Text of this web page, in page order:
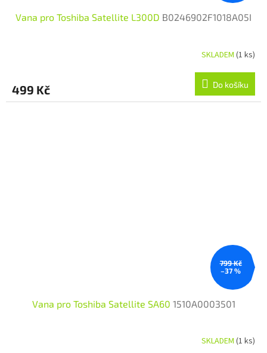
Vana pro Toshiba Satellite L300D B0246902F1018A05I
SKLADEM (1 ks)
499 Kč Do košíku
799 Kč
–37 %
Vana pro Toshiba Satellite SA60 1510A0003501
SKLADEM (1 ks)